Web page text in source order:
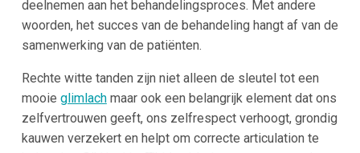
deelnemen aan het behandelingsproces. Met andere
woorden, het succes van de behandeling hangt af van de
samenwerking van de patiënten.
Rechte witte tanden zijn niet alleen de sleutel tot een
mooie glimlachmaar ook een belangrijk element dat ons
zelfvertrouwen geeft, ons zelfrespect verhoogt, grondig
kauwen verzekert en helpt om correcte articulation te